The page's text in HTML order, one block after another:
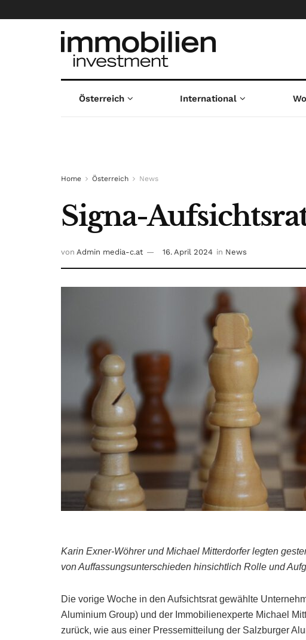
Österreich International
Home Österreich News
Signa-
von Admin media-c.at 16. April 2024 in News
Karin Exner-Wöhrer und Michael Mitterdorfer legten
von Auffassungsunterschieden hinsichtlich Rolle und
Die vorige Woche in den Aufsichtsrat gewählte
Aluminium Group) und der Immobilienexperte Michael
zurück, wie aus einer Pressemitteilung der Salzburger